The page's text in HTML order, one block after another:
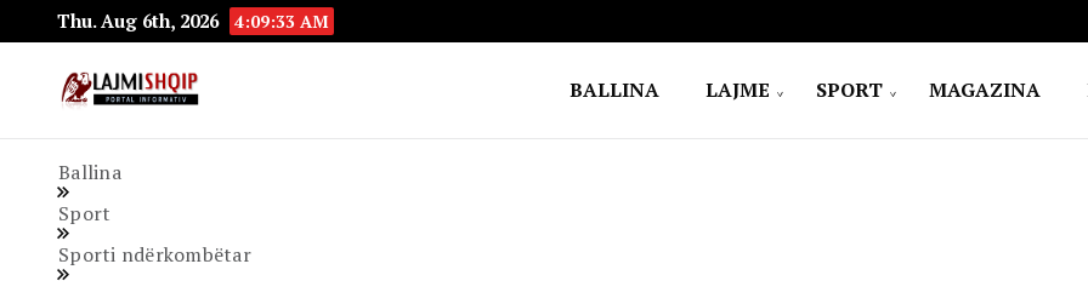
Thu. Aug 6th, 2026 4:09:34 AM
BALLINA LAJME SPORT MAGAZINA
Ballina
Sport
Sporti ndërkombëtar